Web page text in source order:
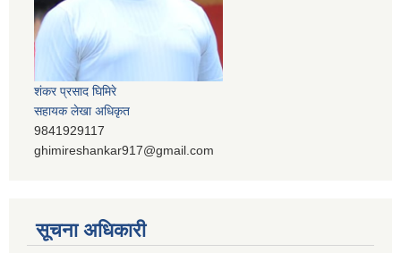
शंकर प्रसाद घिमिरे
सहायक लेखा अधिकृत
9841929117
ghimireshankar917@gmail.com
सूचना अधिकारी